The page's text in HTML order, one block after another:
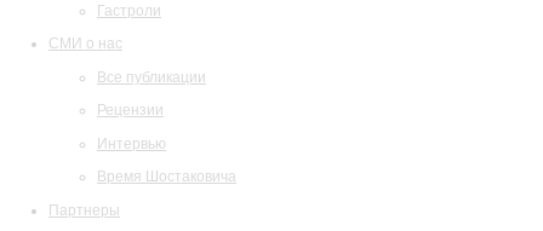
Гастроли
СМИ о нас
Все публикации
Рецензии
Интервью
Время Шостаковича
Партнеры